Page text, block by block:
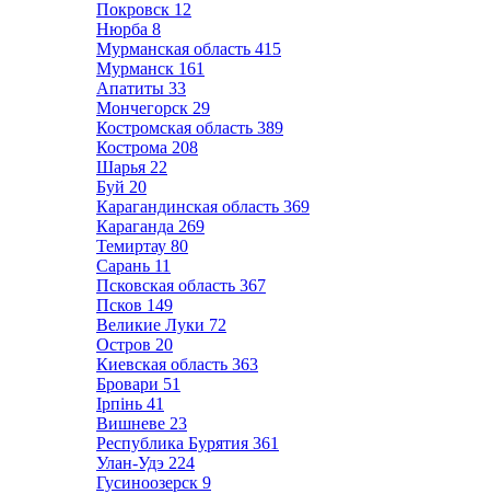
Покровск 12
Нюрба 8
Мурманская область 415
Мурманск 161
Апатиты 33
Мончегорск 29
Костромская область 389
Кострома 208
Шарья 22
Буй 20
Карагандинская область 369
Караганда 269
Темиртау 80
Сарань 11
Псковская область 367
Псков 149
Великие Луки 72
Остров 20
Киевская область 363
Бровари 51
Ірпінь 41
Вишневе 23
Республика Бурятия 361
Улан-Удэ 224
Гусиноозерск 9